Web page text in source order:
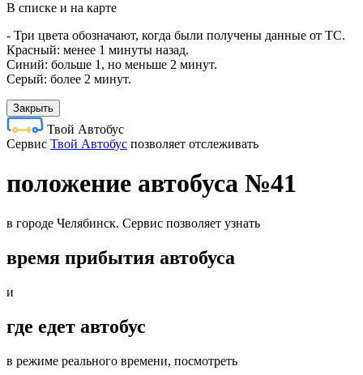
В списке и на карте
- Три цвета обозначают, когда были получены данные от ТС.
Красный: менее 1 минуты назад.
Синий: больше 1, но меньше 2 минут.
Серый: более 2 минут.
Закрыть
Твой Автобус
Cервис Твой Автобус позволяет отслеживать
положение автобуса №41
в городе Челябинск. Сервис позволяет узнать
время прибытия автобуса
и
где едет автобус
в режиме реального времени, посмотреть